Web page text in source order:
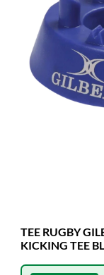
TEE RUGBY
KICKING TEE